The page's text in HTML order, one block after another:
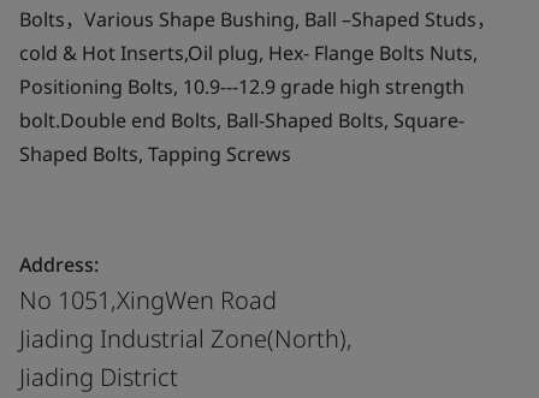
Bolts，Various Shape Bushing, Ball –Shaped Studs，
cold & Hot Inserts,Oil plug, Hex- Flange Bolts Nuts,
Positioning Bolts, 10.9---12.9 grade high strength
bolt.Double end Bolts, Ball-Shaped Bolts, Square-
Shaped Bolts, Tapping Screws
Address:
No 1051,XingWen Road
Jiading Industrial Zone(North),
Jiading District